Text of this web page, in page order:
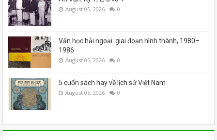
August 05, 2026 0
Văn học hải ngoại: giai đoạn hình thành, 1980–
1986
August 05, 2026 0
5 cuốn sách hay về lịch sử Việt Nam
August 05, 2026 0